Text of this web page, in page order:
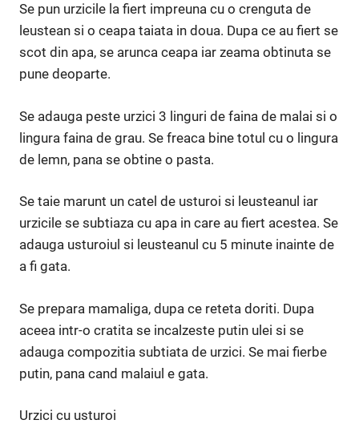
Se pun urzicile la fiert impreuna cu o crenguta de
leustean si o ceapa taiata in doua. Dupa ce au fiert se
scot din apa, se arunca ceapa iar zeama obtinuta se
pune deoparte.
Se adauga peste urzici 3 linguri de faina de malai si o
lingura faina de grau. Se freaca bine totul cu o lingura
de lemn, pana se obtine o pasta.
Se taie marunt un catel de usturoi si leusteanul iar
urzicile se subtiaza cu apa in care au fiert acestea. Se
adauga usturoiul si leusteanul cu 5 minute inainte de
a fi gata.
Se prepara mamaliga, dupa ce reteta doriti. Dupa
aceea intr-o cratita se incalzeste putin ulei si se
adauga compozitia subtiata de urzici. Se mai fierbe
putin, pana cand malaiul e gata.
Urzici cu usturoi